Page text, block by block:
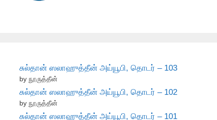
சுல்தான் ஸலாஹுத்தீன் அய்யூபி, தொடர் – 103
by நூருத்தீன்
சுல்தான் ஸலாஹுத்தீன் அய்யூபி, தொடர் – 102
by நூருத்தீன்
சுல்தான் ஸலாஹுத்தீன் அய்யூபி, தொடர் – 101